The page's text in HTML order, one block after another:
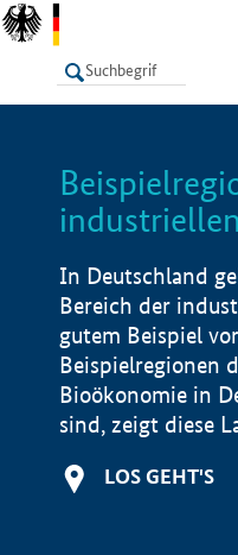
LISTE
In Deutschland
Bereich der
gutem Beispiel
Beispielregionen
Bioökonomie in
sind, zeigt diese
LOS GEHT'S